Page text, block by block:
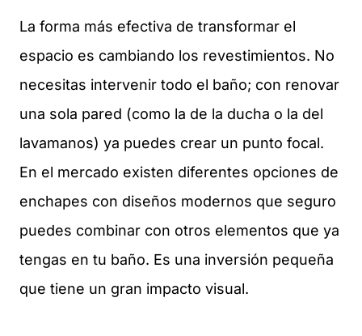
La forma más efectiva de transformar el
espacio es cambiando los revestimientos. No
necesitas intervenir todo el baño; con renovar
una sola pared (como la de la ducha o la del
lavamanos) ya puedes crear un punto focal.
En el mercado existen diferentes opciones de
enchapes con diseños modernos que seguro
puedes combinar con otros elementos que ya
tengas en tu baño. Es una inversión pequeña
que tiene un gran impacto visual.